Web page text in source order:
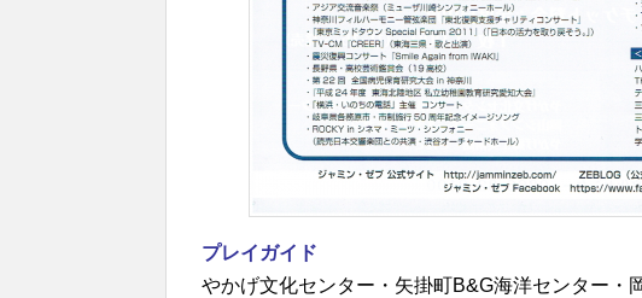
プレイガイド
やかげ文化センター・矢掛町B&G海洋センター・